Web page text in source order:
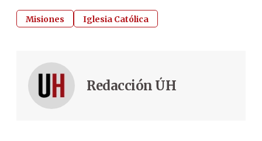
Misiones Iglesia Católica
Redacción ÚH